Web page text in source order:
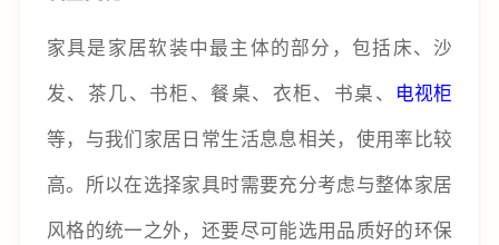
家具是家居软装中最主体的部分，包括床、沙
发、茶几、书柜、餐桌、衣柜、书桌、 电视柜
等，与我们家居日常生活息息相关，使用率比较
高。所以在选择家具时需要充分考虑与整体家居
风格的统一之外，还要尽可能选用品质好的环保